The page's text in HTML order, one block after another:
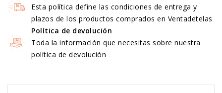
Esta política define las condiciones de entrega y
plazos de los productos comprados en Ventadetelas
Política de devolución
Toda la información que necesitas sobre nuestra
política de devolución